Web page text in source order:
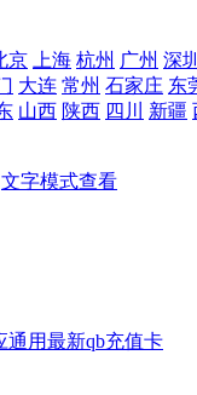
京 上海 杭州 广州 深
大连 常州 石家庄 东
山西 陕西 四川 新疆
文字模式查看
通用最新qb充值卡